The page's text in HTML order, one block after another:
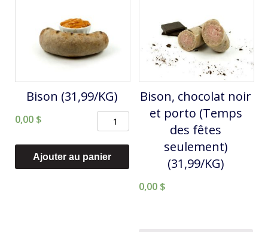
Bison (31,99/KG)
0,00 $
quantité
Bison
(31,99/KG)
Ajouter au panier
Bison, chocolat noir
et porto (Temps
des fêtes
seulement)
(31,99/KG)
0,00 $